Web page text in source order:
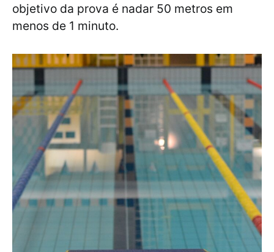
objetivo da prova é nadar 50 metros em
menos de 1 minuto.